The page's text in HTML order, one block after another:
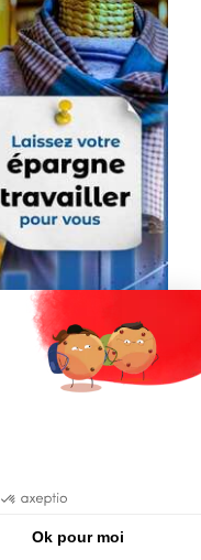
Ok pour moi